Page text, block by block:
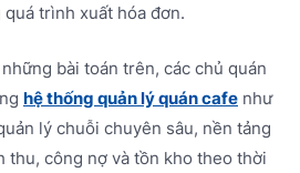
trình xuất hóa đơn.
bài toán trên, các chủ quán
hệ thống quản lý quán cafe như
lý chuỗi chuyên sâu, nền tảng
thu, công nợ và tồn kho theo thời